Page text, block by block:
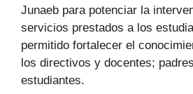
Junaeb para potenciar la
servicios prestados a los
permitido fortalecer el
los directivos y docentes;
estudiantes.